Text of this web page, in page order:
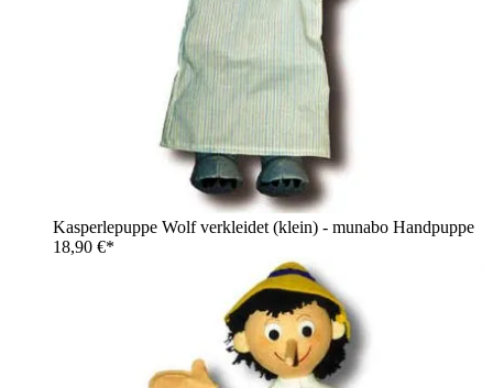
Kasperlepuppe Wolf verkleidet (klein) - munabo Handpuppe
18,90 €*